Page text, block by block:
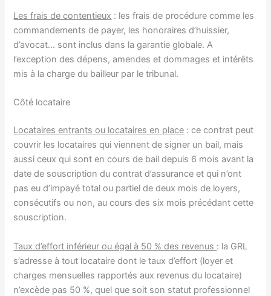
Les frais de contentieux : les frais de procédure comme les
commandements de payer, les honoraires d’huissier,
d’avocat… sont inclus dans la garantie globale. A
l’exception des dépens, amendes et dommages et intérêts
mis à la charge du bailleur par le tribunal.
Côté locataire
Locataires entrants ou locataires en place : ce contrat peut
couvrir les locataires qui viennent de signer un bail, mais
aussi ceux qui sont en cours de bail depuis 6 mois avant la
date de souscription du contrat d’assurance et qui n’ont
pas eu d’impayé total ou partiel de deux mois de loyers,
consécutifs ou non, au cours des six mois précédant cette
souscription.
Taux d’effort inférieur ou égal à 50 % des revenus : la GRL
s’adresse à tout locataire dont le taux d’effort (loyer et
charges mensuelles rapportés aux revenus du locataire)
n’excède pas 50 %, quel que soit son statut professionnel